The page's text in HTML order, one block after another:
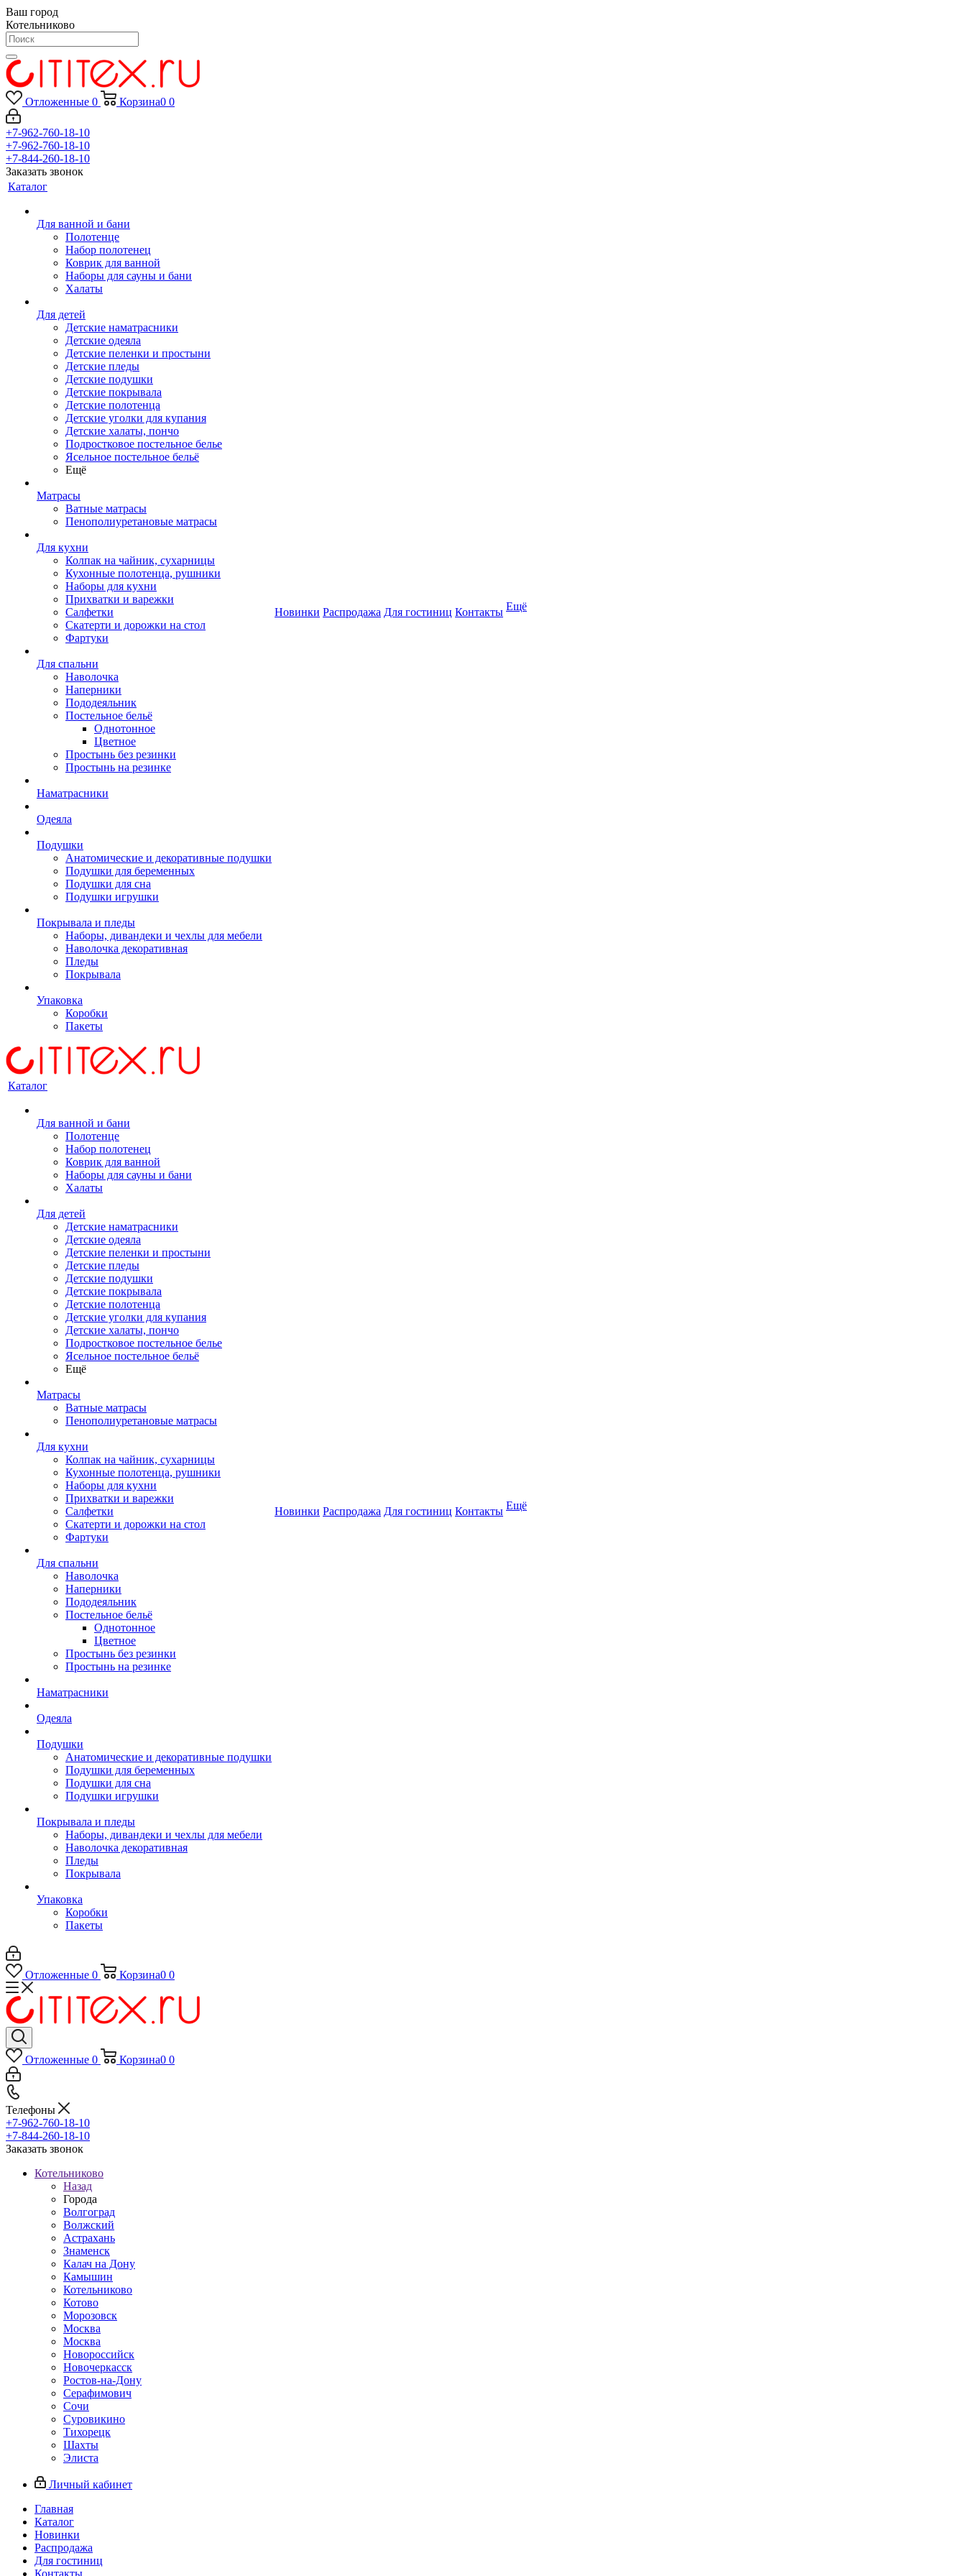
Ваш город
Котельниково
Отложенные 0 Корзина0 0
+7-962-760-18-10
+7-962-760-18-10
+7-844-260-18-10
Заказать звонок
Каталог
Для ванной и бани
Полотенце
Набор полотенец
Коврик для ванной
Наборы для сауны и бани
Халаты
Для детей
Детские наматрасники
Детские одеяла
Детские пеленки и простыни
Детские пледы
Детские подушки
Детские покрывала
Детские полотенца
Детские уголки для купания
Детские халаты, пончо
Подростковое постельное белье
Ясельное постельное бельё
Ещё
Матрасы
Ватные матрасы
Пенополиуретановые матрасы
Для кухни
Колпак на чайник, сухарницы
Кухонные полотенца, рушники
Наборы для кухни
Прихватки и варежки
Салфетки
Скатерти и дорожки на стол
Фартуки
Для спальни
Наволочка
Наперники
Пододеяльник
Постельное бельё
Однотонное
Цветное
Простынь без резинки
Простынь на резинке
Наматрасники
Одеяла
Подушки
Анатомические и декоративные подушки
Подушки для беременных
Подушки для сна
Подушки игрушки
Покрывала и пледы
Наборы, дивандеки и чехлы для мебели
Наволочка декоративная
Пледы
Покрывала
Упаковка
Коробки
Пакеты
Новинки Распродажа Для гостиниц Контакты Ещё
Каталог
Для ванной и бани
Полотенце
Набор полотенец
Коврик для ванной
Наборы для сауны и бани
Халаты
Для детей
Детские наматрасники
Детские одеяла
Детские пеленки и простыни
Детские пледы
Детские подушки
Детские покрывала
Детские полотенца
Детские уголки для купания
Детские халаты, пончо
Подростковое постельное белье
Ясельное постельное бельё
Ещё
Матрасы
Ватные матрасы
Пенополиуретановые матрасы
Для кухни
Колпак на чайник, сухарницы
Кухонные полотенца, рушники
Наборы для кухни
Прихватки и варежки
Салфетки
Скатерти и дорожки на стол
Фартуки
Для спальни
Наволочка
Наперники
Пододеяльник
Постельное бельё
Однотонное
Цветное
Простынь без резинки
Простынь на резинке
Наматрасники
Одеяла
Подушки
Анатомические и декоративные подушки
Подушки для беременных
Подушки для сна
Подушки игрушки
Покрывала и пледы
Наборы, дивандеки и чехлы для мебели
Наволочка декоративная
Пледы
Покрывала
Упаковка
Коробки
Пакеты
Новинки Распродажа Для гостиниц Контакты Ещё
Отложенные 0 Корзина0 0
Отложенные 0 Корзина0 0
Телефоны
+7-962-760-18-10
+7-844-260-18-10
Заказать звонок
Котельниково
Назад
Города
Волгоград
Волжский
Астрахань
Знаменск
Калач на Дону
Камышин
Котельниково
Котово
Морозовск
Москва
Москва
Новороссийск
Новочеркасск
Ростов-на-Дону
Серафимович
Сочи
Суровикино
Тихорецк
Шахты
Элиста
Личный кабинет
Главная
Каталог
Новинки
Распродажа
Для гостиниц
Контакты